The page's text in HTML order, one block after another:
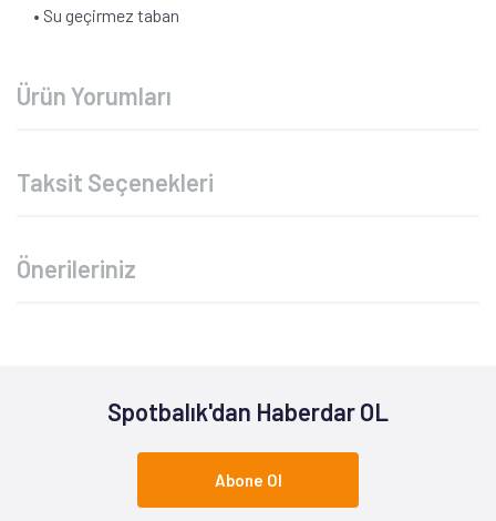
• Su geçirmez taban
Ürün Yorumları
Taksit Seçenekleri
Önerileriniz
Spotbalık'dan Haberdar OL
Abone Ol